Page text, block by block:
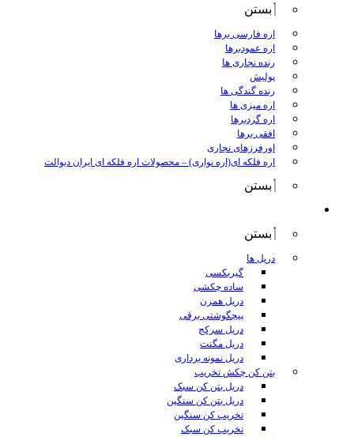
بستن
اره فارسی برها
اره عمودبرها
رنده نجاری ها
پولیش
رنده گندگی ها
اره میزی ها
اره گردبرها
افقی برها
اورفرزهای نجاری
اره فلکه ای(اره نواری) – محصولات اره فلکه ای ایران دیوالت
بستن
بستن
دریل ها
گیربکسی
ساده چکشی
دریل همزن
پیچگوشتی برقی
دریل سرکج
دریل مگنت
دریل نمونه برداری
بتن کن چکش تخریب
دریل بتن کن سبک
دریل بتن کن سنگین
تخریب کن سنگین
تخریب کن سبک